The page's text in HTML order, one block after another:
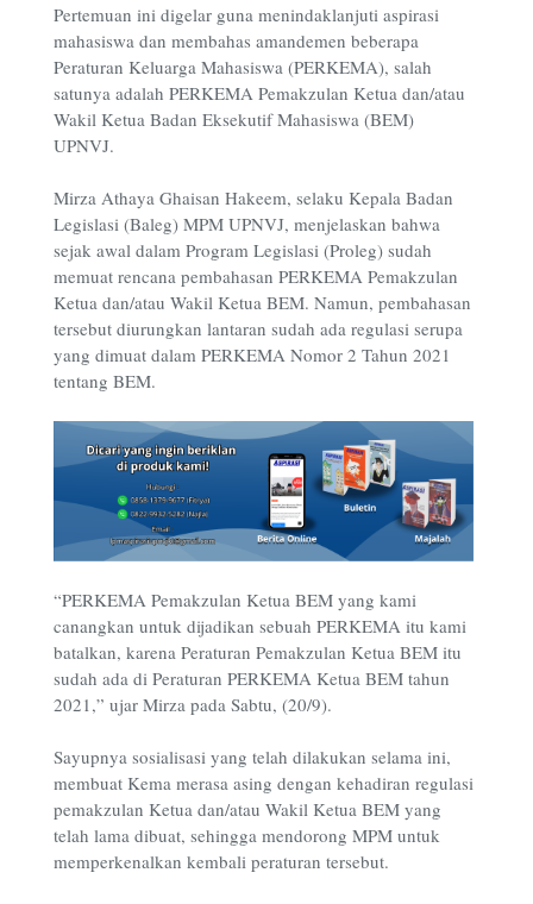
Pertemuan ini digelar guna menindaklanjuti aspirasi
mahasiswa dan membahas amandemen beberapa
Peraturan Keluarga Mahasiswa (PERKEMA), salah
satunya adalah PERKEMA Pemakzulan Ketua dan/atau
Wakil Ketua Badan Eksekutif Mahasiswa (BEM)
UPNVJ.
Mirza Athaya Ghaisan Hakeem, selaku Kepala Badan
Legislasi (Baleg) MPM UPNVJ, menjelaskan bahwa
sejak awal dalam Program Legislasi (Proleg) sudah
memuat rencana pembahasan PERKEMA Pemakzulan
Ketua dan/atau Wakil Ketua BEM. Namun, pembahasan
tersebut diurungkan lantaran sudah ada regulasi serupa
yang dimuat dalam PERKEMA Nomor 2 Tahun 2021
tentang BEM.
“PERKEMA Pemakzulan Ketua BEM yang kami
canangkan untuk dijadikan sebuah PERKEMA itu kami
batalkan, karena Peraturan Pemakzulan Ketua BEM itu
sudah ada di Peraturan PERKEMA Ketua BEM tahun
2021,” ujar Mirza pada Sabtu, (20/9).
Sayupnya sosialisasi yang telah dilakukan selama ini,
membuat Kema merasa asing dengan kehadiran regulasi
pemakzulan Ketua dan/atau Wakil Ketua BEM yang
telah lama dibuat, sehingga mendorong MPM untuk
memperkenalkan kembali peraturan tersebut.